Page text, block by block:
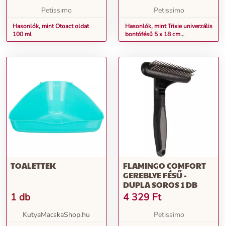
Petissimo
Hasonlók, mint Otoact oldat
100 ml
Petissimo
Hasonlók, mint Trixie univerzális
bontófésű 5 x 18 cm
(TRX24241)
TOALETTEK
1 db
KutyaMacskaShop.hu
FLAMINGO COMFORT
GEREBLYE FÉSŰ -
DUPLA SOROS 1 DB
4 329 Ft
Petissimo